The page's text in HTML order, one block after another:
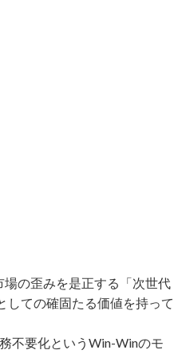
場の歪みを是正する「次世代
しての確固たる価値を持って
不要化というWin-Winのモ